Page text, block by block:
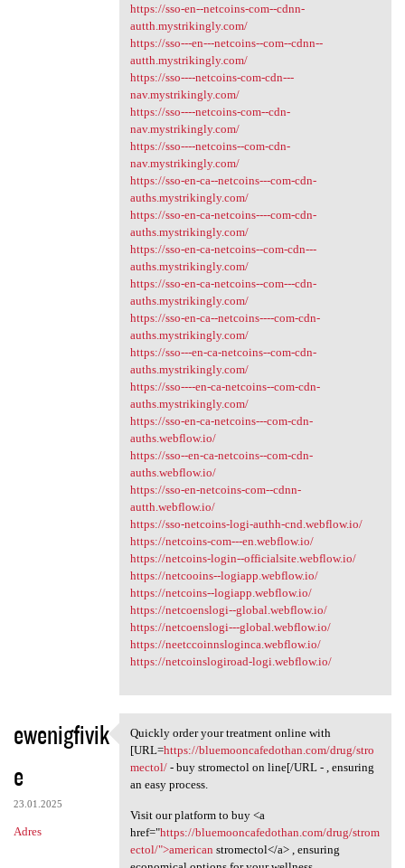
https://sso-en--netcoins-com--cdnn-
autth.mystrikingly.com/
https://sso---en---netcoins--com--cdnn--
autth.mystrikingly.com/
https://sso----netcoins-com-cdn---
nav.mystrikingly.com/
https://sso----netcoins-com--cdn-
nav.mystrikingly.com/
https://sso----netcoins--com-cdn-
nav.mystrikingly.com/
https://sso-en-ca--netcoins---com-cdn-
auths.mystrikingly.com/
https://sso-en-ca-netcoins----com-cdn-
auths.mystrikingly.com/
https://sso-en-ca-netcoins--com-cdn---
auths.mystrikingly.com/
https://sso-en-ca-netcoins--com---cdn-
auths.mystrikingly.com/
https://sso-en-ca--netcoins----com-cdn-
auths.mystrikingly.com/
https://sso---en-ca-netcoins--com-cdn-
auths.mystrikingly.com/
https://sso----en-ca-netcoins--com-cdn-
auths.mystrikingly.com/
https://sso-en-ca-netcoins---com-cdn-
auths.webflow.io/
https://sso--en-ca-netcoins--com-cdn-
auths.webflow.io/
https://sso-en-netcoins-com--cdnn-
autth.webflow.io/
https://sso-netcoins-logi-authh-cnd.webflow.io/
https://netcoins-com---en.webflow.io/
https://netcoins-login--officialsite.webflow.io/
https://netcooins--logiapp.webflow.io/
https://netcoins--logiapp.webflow.io/
https://netcoenslogi--global.webflow.io/
https://netcoenslogi---global.webflow.io/
https://neetccoinnsloginca.webflow.io/
https://netcoinslogiroad-logi.webflow.io/
ewenigfivik
e
23.01.2025
Adres
Quickly order your treatment
Quickly order your treatment online with
[URL=https://bluemooncafedothan.com/drug/stro
mectol/- buy stromectol on line[/URL - , ensuring
an easy process.
Visit our platform to buy <a
href="https://bluemooncafedothan.com/drug/strom
ectol/">american stromectol</a> , ensuring